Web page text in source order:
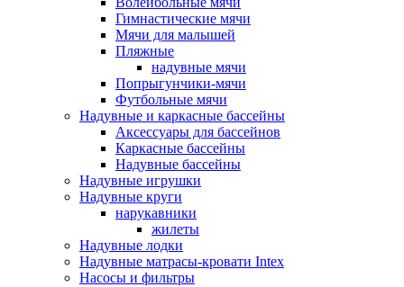
Гимнастические мячи
Мячи для малышей
Пляжные
надувные мячи
Попрыгунчики-мячи
Футбольные мячи
Надувные и каркасные бассейны
Аксессуары для бассейнов
Каркасные бассейны
Надувные бассейны
Надувные игрушки
Надувные круги
нарукавники
жилеты
Надувные лодки
Надувные матрасы-кровати Intex
Насосы и фильтры